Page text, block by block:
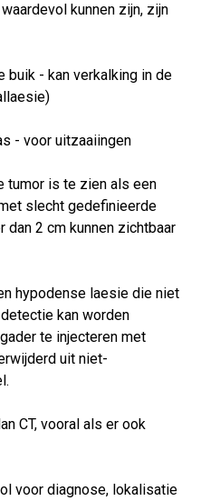
kunnen zijn, zijn
buik - kan verkalking in de
- voor uitzaaiingen
tumor is te zien als een
slecht gedefinieerde
dan 2 cm kunnen zichtbaar
hypodense laesie die niet
kan worden
te injecteren met
uit niet-
CT, vooral als er ook
voor diagnose, lokalisatie